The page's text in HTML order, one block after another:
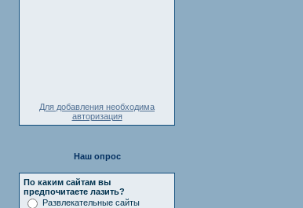
Для добавления необходима
авторизация
Наш опрос
По каким сайтам вы
предпочитаете лазить?
Развлекательные сайты